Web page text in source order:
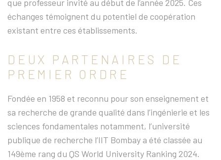
que professeur invité au début de l’année 2025. Ces
échanges témoignent du potentiel de coopération
existant entre ces établissements.
DEUX PARTENAIRES DE
PREMIER ORDRE
Fondée en 1958 et reconnu pour son enseignement et
sa recherche de grande qualité dans l’ingénierie et les
sciences fondamentales notamment, l’université
publique de recherche l’IIT Bombay a été classée au
149ème rang du QS World University Ranking 2024.